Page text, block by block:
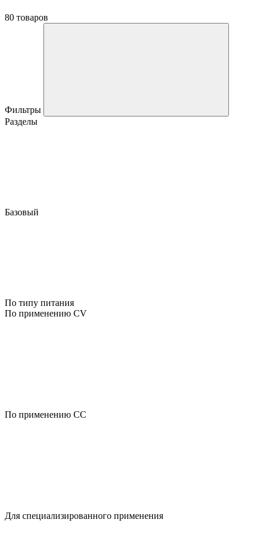
80 товаров
Фильтры
Разделы
Базовый
По типу питания
По применению CV
По применению CC
Для специализированного применения